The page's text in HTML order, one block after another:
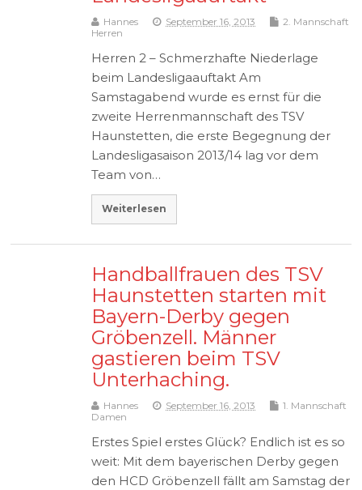
Hannes September 16, 2013
2. Mannschaft
Herren
Herren 2 – Schmerzhafte Niederlage
beim Landesligaauftakt Am
Samstagabend wurde es ernst für die
zweite Herrenmannschaft des TSV
Haunstetten, die erste Begegnung der
Landesligasaison 2013/14 lag vor dem
Team von…
Weiterlesen
Handballfrauen des TSV
Haunstetten starten mit
Bayern-Derby gegen
Gröbenzell. Männer
gastieren beim TSV
Unterhaching.
Hannes September 16, 2013
1. Mannschaft
Damen
Erstes Spiel erstes Glück? Endlich ist es so
weit: Mit dem bayerischen Derby gegen
den HCD Gröbenzell fällt am Samstag der